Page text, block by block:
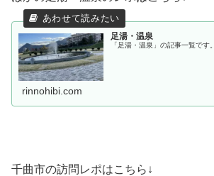
足湯・温泉
「足湯・温泉」の記事一覧です。
rinnohibi.com
千曲市の訪問レポはこちら↓